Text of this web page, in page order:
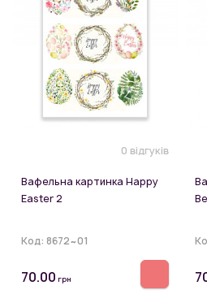
0 відгуків
Вафельна картинка Happy
Easter 2
Код: 8672~01
70.00 грн